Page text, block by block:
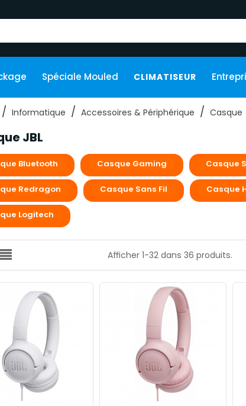
Spéciale Mouled CLIMATISEUR
Informatique Accessoires & Périphérique Casque
JBL
Bluetooth Casque Gaming Casque
Redragon Casque Sans Fil Casque
Logitech
Afficher 1-32 dans 36 produits.